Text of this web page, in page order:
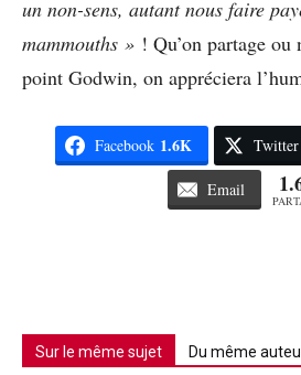
un non-sens, autant nous faire
mammouths » ! Qu’on partage ou
point Godwin, on appréciera
Facebook 1.6K Twitter
Email
Sur le même sujet Du même